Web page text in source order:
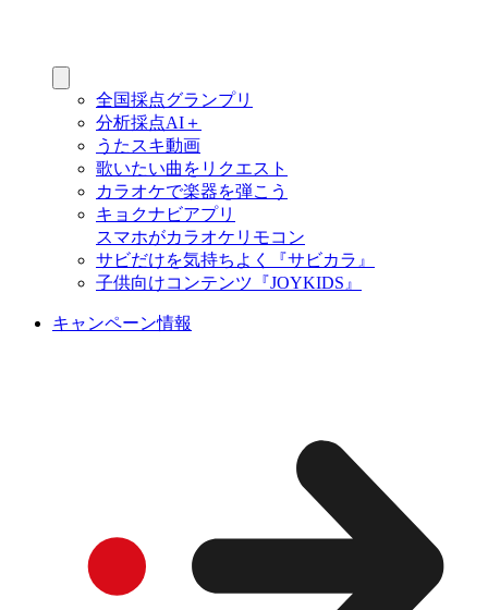
全国採点グランプリ
分析採点AI＋
うたスキ動画
歌いたい曲をリクエスト
カラオケで楽器を弾こう
キョクナビアプリ
スマホがカラオケリモコン
サビだけを気持ちよく『サビカラ』
子供向けコンテンツ『JOYKIDS』
キャンペーン情報